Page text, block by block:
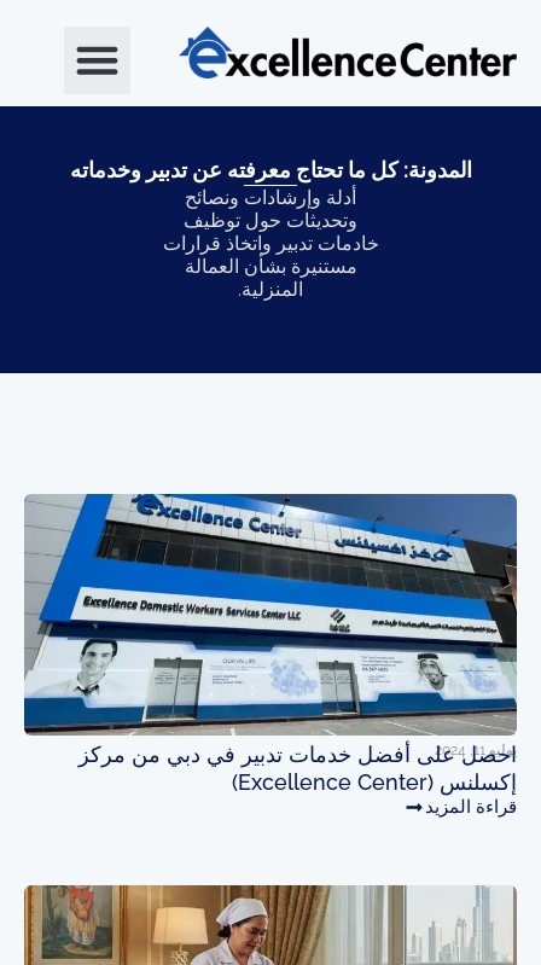
المحتوى
المدونة: كل ما تحتاج معرفته عن تدبير وخدماته
أدلة وإرشادات ونصائح
وتحديثات حول توظيف
خادمات تدبير واتخاذ قرارات
مستنيرة بشأن العمالة
المنزلية.
يوليو 11, 2024
احصل على أفضل خدمات تدبير في دبي من مركز
إكسلنس (Excellence Center)
قراءة المزيد
Page
Page
Page
Page
Page